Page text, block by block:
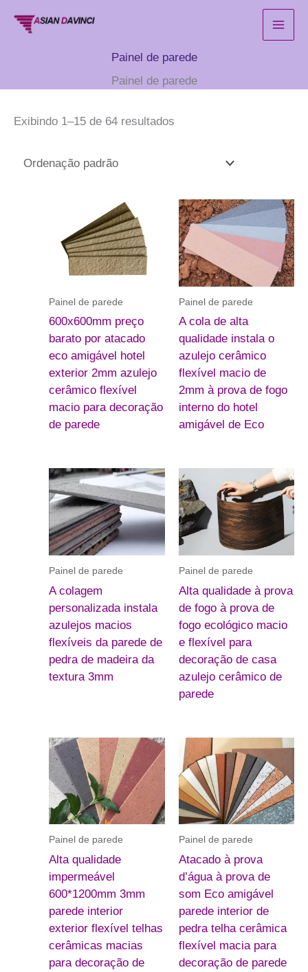
para
Painel de parede
Painel de parede
Exibindo 1–15 de 64 resultados
Painel de parede
600x600mm preço
barato por atacado
eco amigável hotel
exterior 2mm azulejo
cerâmico flexível
macio para decoração
de parede
Painel de parede
A cola de alta
qualidade instala o
azulejo cerâmico
flexível macio de
2mm à prova de fogo
interno do hotel
amigável de Eco
Painel de parede
A colagem
personalizada instala
azulejos macios
flexíveis da parede de
pedra de madeira da
textura 3mm
Painel de parede
Alta qualidade à prova
de fogo à prova de
fogo ecológico macio
e flexível para
decoração de casa
azulejo cerâmico de
parede
Painel de parede
Alta qualidade
impermeável
600*1200mm 3mm
parede interior
exterior flexível telhas
cerâmicas macias
para decoração de
Painel de parede
Atacado à prova
d’água à prova de
som Eco amigável
parede interior de
pedra telha cerâmica
flexível macia para
decoração de parede